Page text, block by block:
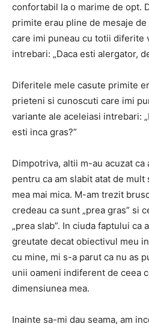
confortabil la o marime de opt.
primite erau pline de mesaje
care imi puneau cu totii diferite
intrebari: „Daca esti alergator,
Diferitele mele casute primite
prieteni si cunoscuti care imi
variante ale aceleiasi intrebari:
esti inca gras?”
Dimpotriva, altii m-au acuzat ca
pentru ca am slabit atat de
mea mai mica. M-am trezit
credeau ca sunt „prea gras” si
„prea slab”. In ciuda faptului ca
greutate decat obiectivul meu
cu mine, mi s-a parut ca nu as
unii oameni indiferent de ceea
dimensiunea mea.
Inainte sa-mi dau seama, am